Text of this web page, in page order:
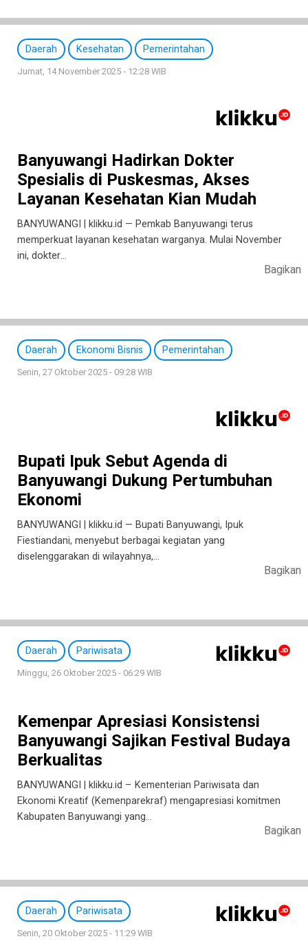
Daerah Kesehatan Pemerintahan
Jumat, 14 November 2025 - 12:28 WIB
Banyuwangi Hadirkan Dokter
Spesialis di Puskesmas, Akses
Layanan Kesehatan Kian Mudah
BANYUWANGI | klikku.id — Pemkab Banyuwangi terus
memperkuat layanan kesehatan warganya. Mulai November
ini, dokter…
Bagikan
Daerah Ekonomi Bisnis Pemerintahan
Senin, 27 Oktober 2025 - 09:28 WIB
Bupati Ipuk Sebut Agenda di
Banyuwangi Dukung Pertumbuhan
Ekonomi
BANYUWANGI | klikku.id — Bupati Banyuwangi, Ipuk
Fiestiandani, menyebut berbagai kegiatan yang
diselenggarakan di wilayahnya,…
Bagikan
Daerah Pariwisata
Minggu, 26 Oktober 2025 - 06:29 WIB
Kemenpar Apresiasi Konsistensi
Banyuwangi Sajikan Festival Budaya
Berkualitas
BANYUWANGI | klikku.id – Kementerian Pariwisata dan
Ekonomi Kreatif (Kemenparekraf) mengapresiasi komitmen
Kabupaten Banyuwangi yang…
Bagikan
Daerah Pariwisata
Senin, 20 Oktober 2025 - 11:29 WIB